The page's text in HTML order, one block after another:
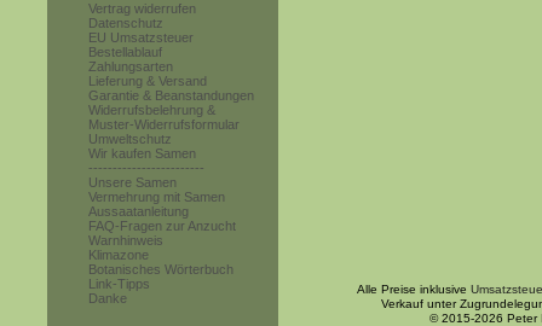
Vertrag widerrufen
Datenschutz
EU Umsatzsteuer
Bestellablauf
Zahlungsarten
Lieferung & Versand
Garantie & Beanstandungen
Widerrufsbelehrung &
Muster-Widerrufsformular
Umweltschutz
Wir kaufen Samen
------------------------
Unsere Samen
Vermehrung mit Samen
Aussaatanleitung
FAQ-Fragen zur Anzucht
Warnhinweis
Klimazone
Botanisches Wörterbuch
Link-Tipps
Danke
Alle Preise inklusive
Verkauf unter
© 2015-2026 Peter